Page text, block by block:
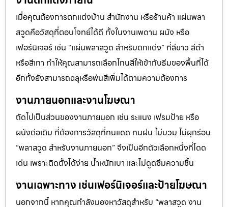
เมื่อคุณต้องการตกแต่งบ้าน สำนักงาน หรือร้านค้า แผ่นพลา
สวูดคือวัสดุที่ตอบโจทย์ได้ดี ทั้งในงานเพดาน ผนัง หรือ
เฟอร์นิเจอร์ เช่น “แผ่นพลาสวูด สำหรับตกแต่ง” ที่สีขาว สีดำ
หรือสีเทา ทำให้คุณสามารถเลือกโทนสีให้เข้ากับธีมของพื้นที่ได้
อีกทั้งยังสามารถฉลุหรือพ่นสีเพิ่มได้ตามความต้องการ
งานภายนอกและงานโฆษณา
ถัดไปเป็นส่วนของงานภายนอก เช่น ระแนง เฟรมป้าย หรือ
ผนังต่อเติม ที่ต้องการวัสดุที่ทนแดด ทนฝน ไม่บวม ไม่ผุกร่อน
“พลาสวูด สำหรับงานภายนอก” จึงเป็นอีกตัวเลือกหนึ่งที่โดด
เด่น เพราะติดตั้งได้ง่าย น้ำหนักเบา และไม่ดูดซึมความชื้น
งานเฉพาะทาง เช่นเฟอร์นิเจอร์และป้ายโฆษณา
นอกจากนี้ หากคุณกำลังมองหาวัสดุสำหรับ “พลาสวูด งาน